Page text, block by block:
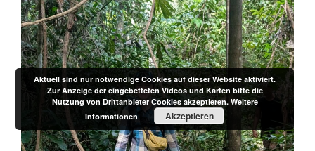
Aktuell sind nur notwendige Cookies auf dieser Website aktiviert.
Zur Anzeige der eingebetteten Videos und Karten bitte die
Nutzung von Drittanbieter Cookies akzeptieren. Weitere
Informationen
Akzeptieren